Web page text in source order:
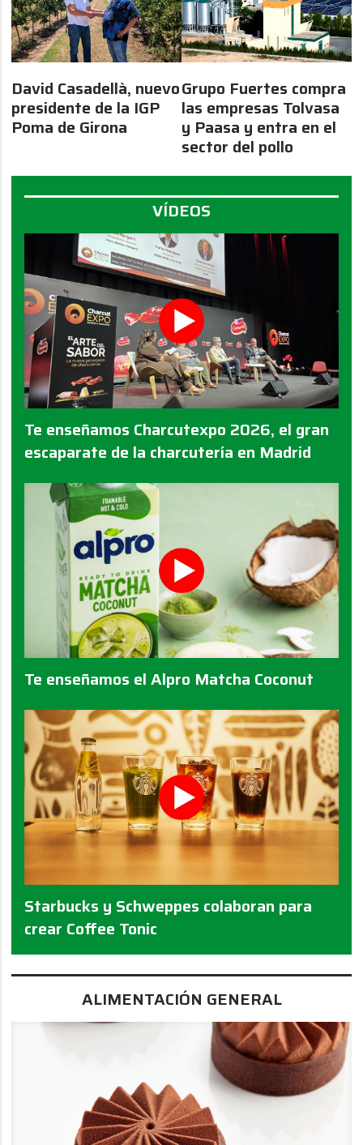
David Casadellà, nuevo
presidente de la IGP
Poma de Girona
Grupo Fuertes compra
las empresas Tolvasa
y Paasa y entra en el
sector del pollo
VÍDEOS
Te enseñamos Charcutexpo 2026, el gran
escaparate de la charcutería en Madrid
Te enseñamos el Alpro Matcha Coconut
Starbucks y Schweppes colaboran para
crear Coffee Tonic
ALIMENTACIÓN GENERAL